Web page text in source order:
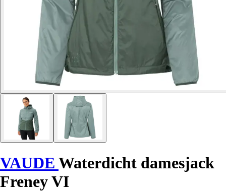
VAUDE Waterdicht damesjack
Freney VI